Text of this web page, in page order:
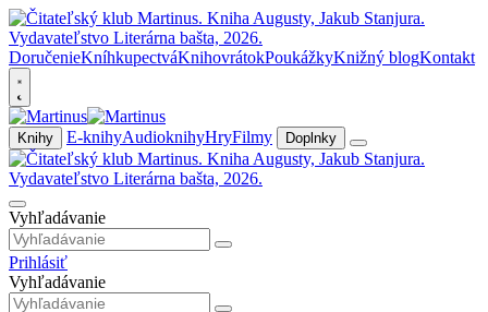
DoručenieKníhkupectváKnihovrátokPoukážkyKnižný blogKontakt
Knihy E-knihyAudioknihyHryFilmy Doplnky
Vyhľadávanie
Prihlásiť
Vyhľadávanie